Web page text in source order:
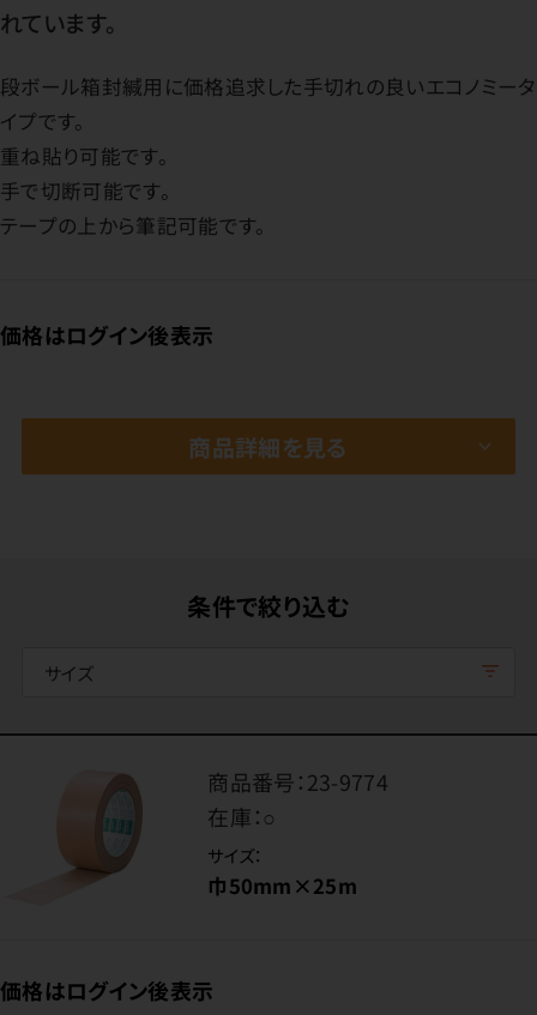
れています。
段ボール箱封緘用に価格追求した手切れの良いエコノミータ
イプです。
重ね貼り可能です。
手で切断可能です。
テープの上から筆記可能です。
価格はログイン後表示
商品詳細を見る
条件で絞り込む
サイズ
商品番号：23-9774
在庫：○
サイズ：
巾50mm×25m
価格はログイン後表示